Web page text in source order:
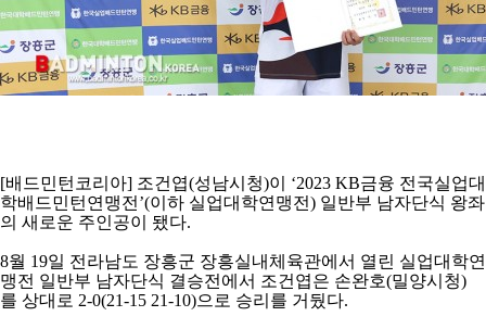
[배드민턴코리아] 조건엽(성남시청)이 ‘2023 KB금융 전국실업대
학배드민턴연맹전 ’(이하 실업대학연맹전) 일반부 남자단식 왕좌
의 새로운 주인공이 됐다.
8월 19일 전라남도 장흥군 장흥실내체육관에서 열린 실업대학연
맹전 일반부 남자단식 결승전에서 조건엽은 손완호(밀양시청)
를 상대로 2-0(21-15 21-10)으로 승리를 거뒀다.